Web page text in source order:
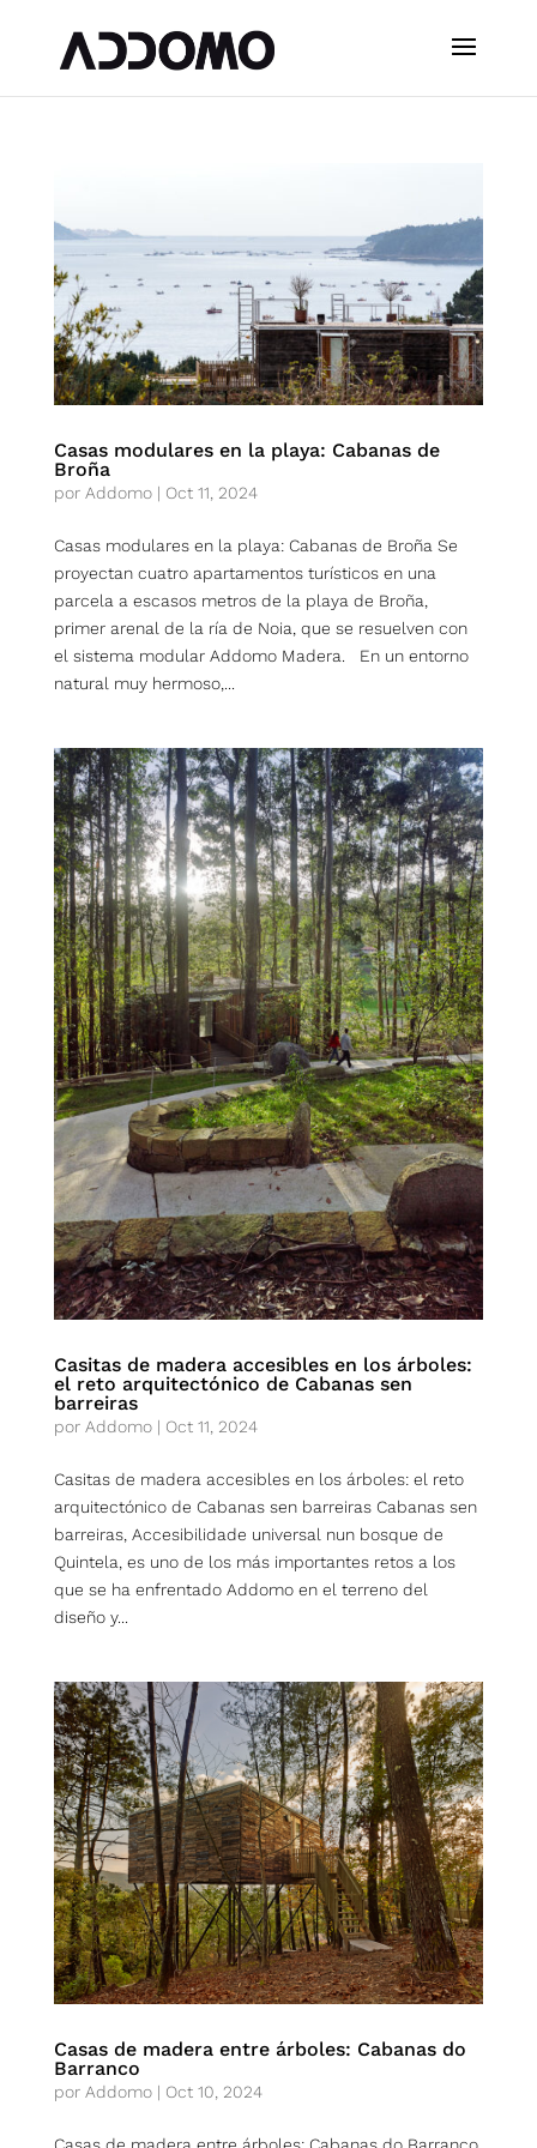
Casas modulares en la playa: Cabanas de
Broña
por Addomo| Oct 11, 2024
Casas modulares en la playa: Cabanas de Broña Se
proyectan cuatro apartamentos turísticos en una
parcela a escasos metros de la playa de Broña,
primer arenal de la ría de Noia, que se resuelven con
el sistema modular Addomo Madera. En un entorno
natural muy hermoso,...
Casitas de madera accesibles en los árboles:
el reto arquitectónico de Cabanas sen
barreiras
por Addomo| Oct 11, 2024
Casitas de madera accesibles en los árboles: el reto
arquitectónico de Cabanas sen barreiras Cabanas sen
barreiras, Accesibilidade universal nun bosque de
Quintela, es uno de los más importantes retos a los
que se ha enfrentado Addomo en el terreno del
diseño y...
Casas de madera entre árboles: Cabanas do
Barranco
por Addomo| Oct 10, 2024